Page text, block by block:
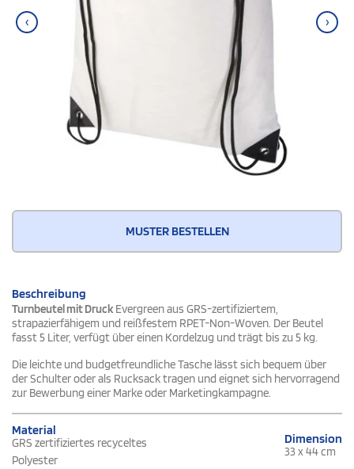
‹ ›
MUSTER BESTELLEN
Beschreibung
Turnbeutel mit DruckEvergreen aus GRS-zertifiziertem,
strapazierfähigem und reißfestem RPET-Non-Woven. Der Beutel
fasst 5 Liter, verfügt über einen Kordelzug und trägt bis zu 5 kg.
Die leichte und budgetfreundliche Tasche lässt sich bequem über
der Schulter oder als Rucksack tragen und eignet sich hervorragend
zur Bewerbung einer Marke oder Marketingkampagne.
Material
GRS zertifiziertes recyceltes
Polyester
Dimension
33 x 44 cm